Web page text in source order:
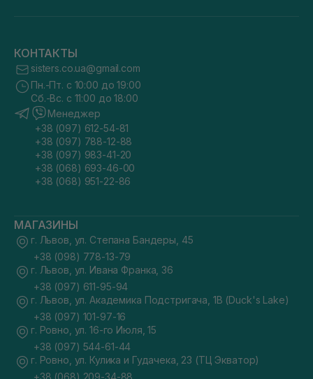
КОНТАКТЫ
sisters.co.ua@gmail.com
Пн.-Пт. с 10:00 до 19:00
Сб.-Вс. с 11:00 до 18:00
Менеджер
+38 (097) 612-54-81
+38 (097) 788-12-88
+38 (097) 983-41-20
+38 (068) 693-46-00
+38 (068) 951-22-86
МАГАЗИНЫ
г. Львов, ул. Степана Бандеры, 45
+38 (098) 778-13-79
г. Львов, ул. Ивана Франка, 36
+38 (097) 611-95-94
г. Львов, ул. Академика Подстригача, 1В (Duck's Lake)
+38 (097) 101-97-16
г. Ровно, ул. 16-го Июля, 15
+38 (097) 544-61-44
г. Ровно, ул. Кулика и Гудачека, 23 (ТЦ Экватор)
+38 (068) 209-34-88